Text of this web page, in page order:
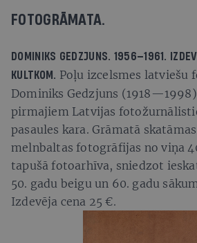
FOTOGRĀMATA.
DOMINIKS GEDZJUNS. 1956—1961.
KULTKOM. Poļu izcelsmes latviešu
Dominiks Gedzjuns
pirmajiem Latvijas
pasaules kara. Grāmatā
melnbaltas fotogrāfijas no viņa
tapušā fotoarhīva, sniedzot
50. gadu beigu un 60. gadu
Izdevēja cena 25 €.